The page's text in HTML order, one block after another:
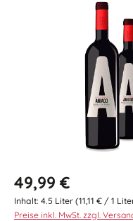
Bildergalerie überspringen
Regulärer Preis:
49,99 €
Inhalt: 4.5 Liter (11,11 € / 1
Preise inkl. MwSt. zzgl.